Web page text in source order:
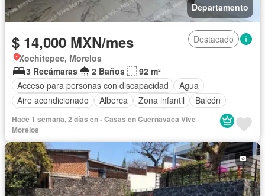
Departamento
$ 14,000 MXN/mes
Destacado
Xochitepec, Morelos
3 Recámaras
2 Baños
92 m²
Acceso para personas con discapacidad
Agua
Aire acondicionado
Alberca Zona infantil
Balcón
Cancha de tenis
Caseta de vigilancia
Circuito cerrado de televisión
Cocina equipada
Cuarto de servicio
Electricidad
Elevador
Estacionamiento
Internet Jardín
Recámara con closet
Seguridad
Televisión por cable
Terraza
Vista panorámica
Wifi Zonas verdes
Conserje
Hace 1 semana, 2 días en - Casas en Cuernavaca Vive
Morelos